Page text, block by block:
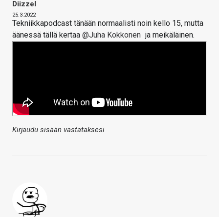
Diizzel
25.3.2022
Tekniikkapodcast tänään normaalisti noin kello 15, mutta
äänessä tällä kertaa @Juha Kokkonen ja meikäläinen.
Kirjaudu sisään vastataksesi